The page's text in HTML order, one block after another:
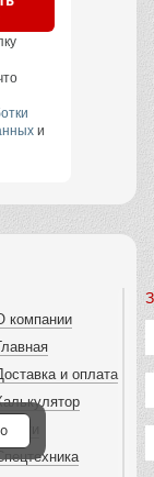
и
компании
и оплата